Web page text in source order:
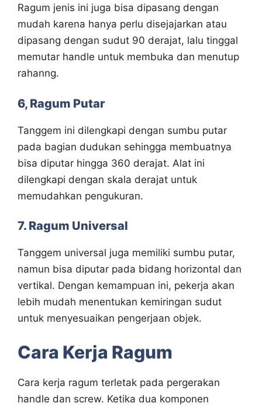
Ragum jenis ini juga bisa dipasang dengan
mudah karena hanya perlu disejajarkan atau
dipasang dengan sudut 90 derajat, lalu tinggal
memutar handle untuk membuka dan menutup
rahanng.
6, Ragum Putar
Tanggem ini dilengkapi dengan sumbu putar
pada bagian dudukan sehingga membuatnya
bisa diputar hingga 360 derajat. Alat ini
dilengkapi dengan skala derajat untuk
memudahkan pengukuran.
7. Ragum Universal
Tanggem universal juga memiliki sumbu putar,
namun bisa diputar pada bidang horizontal dan
vertikal. Dengan kemampuan ini, pekerja akan
lebih mudah menentukan kemiringan sudut
untuk menyesuaikan pengerjaan objek.
Cara Kerja Ragum
Cara kerja ragum terletak pada pergerakan
handle dan screw. Ketika dua komponen